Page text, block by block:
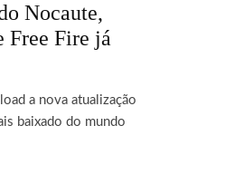
Nocaute,
Free Fire já
a nova atualização
baixado do mundo